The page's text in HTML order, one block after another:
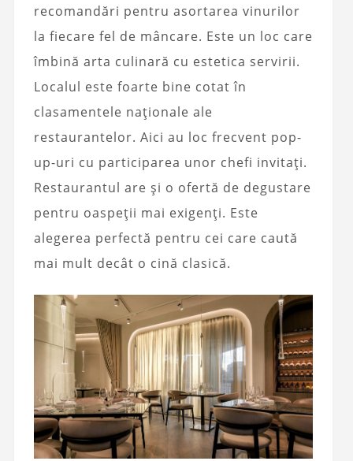
recomandări pentru asortarea vinurilor
la fiecare fel de mâncare. Este un loc care
îmbină arta culinară cu estetica servirii.
Localul este foarte bine cotat în
clasamentele naționale ale
restaurantelor. Aici au loc frecvent pop-
up-uri cu participarea unor chefi invitați.
Restaurantul are și o ofertă de degustare
pentru oaspeții mai exigenți. Este
alegerea perfectă pentru cei care caută
mai mult decât o cină clasică.